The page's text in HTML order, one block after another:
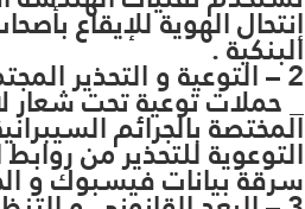
إنتحال الهوية للإيقاع
البنكية .
2 – التوعية و التحذير المجتمعي .
_ حملات توعية تحت شعار
المختصة بالجرائم
التوعوية للتحذير من
سرقة بيانات فيسبوك و